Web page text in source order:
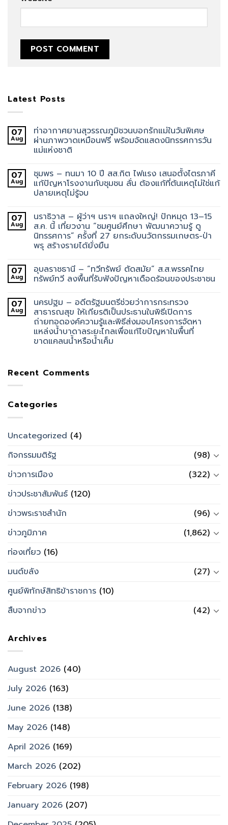
Latest Posts
07
Aug
ท่าอากาศยานสุวรรณภูมิชวนบอกรักแม่ในวันพิเศษ
ผ่านภาพวาดเหมือนฟรี พร้อมจัดแสดงนิทรรศการวัน
แม่แห่งชาติ
07
Aug
ชุมพร – ทนมา 10 ปี สส.กิต ไฟแรง เสนอตั้งไตรภาคี
แก้ปัญหาโรงงานกับชุมชน ลั่น ต้องแก้ที่ต้นเหตุไม่ใช่แก้
ปลายเหตุไม่รู้จบ
07
Aug
นราธิวาส – ผู้ว่าฯ นราฯ แถลงใหญ่! ปักหมุด 13–15
ส.ค. นี้ เที่ยวงาน “ชมศูนย์ศึกษา พัฒนาความรู้ ดู
นิทรรศการ” ครั้งที่ 27 ยกระดับนวัตกรรมเกษตร-ป่า
พรุ สร้างรายได้ยั่งยืน
07
Aug
อุบลราชธานี – “ทวีทรัพย์ ตัดสมัย” ส.ส.พรรคไทย
ทรัพย์ทวี ลงพื้นที่รับฟังปัญหาเดือดร้อนของประชาชน
07
Aug
นครปฐม – อดีตรัฐมนตรีช่วยว่าการกระทรวง
สาธารณสุข ให้เกียรติเป็นประธานในพิธีเปิดการ
ถ่ายทอดองค์ความรู้และพิธีส่งมอบโครงการจัดหา
แหล่งน้ำบาดาลระยะไกลเพื่อแก้ไขปัญหาในพื้นที่
ขาดแคลนน้ำหรือน้ำเค็ม
Recent Comments
Categories
Uncategorized (4)
กิจกรรมมติรัฐ
(98)
ข่าวการเมือง
(322)
ข่าวประชาสัมพันธ์ (120)
ข่าวพระราชสำนัก
(96)
ข่าวภูมิภาค
(1,862)
ท่องเที่ยว (16)
มนต์ขลัง
(27)
ศูนย์พิทักษ์สิทธิข้าราชการ (10)
สืบจากข่าว
(42)
Archives
August 2026 (40)
July 2026 (163)
June 2026 (138)
May 2026 (148)
April 2026 (169)
March 2026 (202)
February 2026 (198)
January 2026 (207)